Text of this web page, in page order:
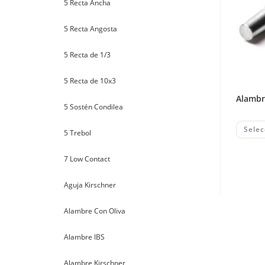
5 Recta Ancha
5 Recta Angosta
5 Recta de 1/3
5 Recta de 10x3
5 Sostén Condilea
5 Trebol
7 Low Contact
Aguja Kirschner
Alambre Con Oliva
Alambre IBS
Alambre Kirschner